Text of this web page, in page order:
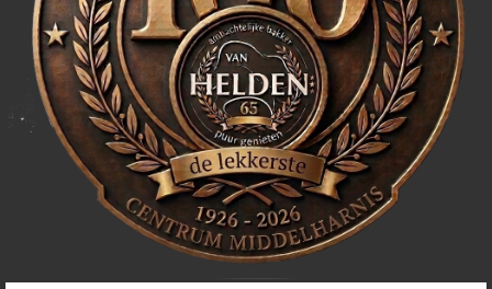
de ijsspecialist >
flakkeecialiteiten >
skitaart >
webshop >